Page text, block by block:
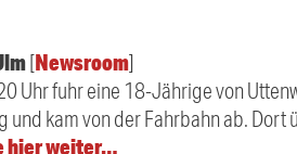
[Newsroom]
Uhr fuhr eine 18-Jährige von
und kam von der Fahrbahn ab.
hier weiter…